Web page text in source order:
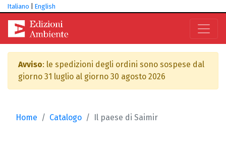
Italiano English
Avviso: le spedizioni degli ordini sono sospese dal
giorno 31 luglio al giorno 30 agosto 2026
Home Catalogo Il paese di Saimir